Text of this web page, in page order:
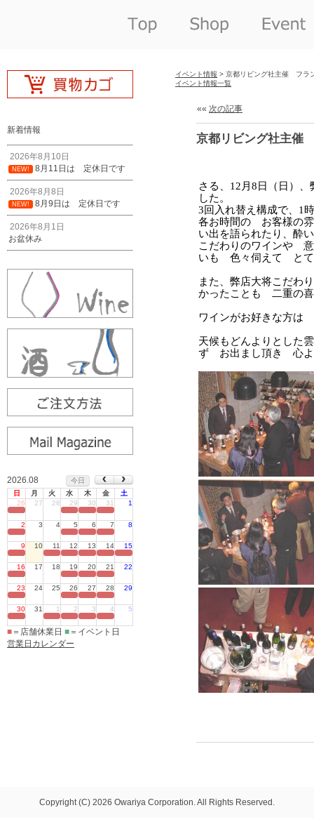
新着情報
2026年8月10日
NEW! 8月11日は 定休日です
2026年8月8日
NEW! 8月9日は 定休日です
2026年8月1日
お盆休み
2026.08
今日
日
月 火 水 木 金
土
26
27 28 29 30 31 1
2 3 4 5 6 7 8
9 10 11 12 13 14 15
16 17 18 19 20 21 22
23 24 25 26 27 28 29
30 31 1 2 3 4 5
■ ＝店舗休業日 ■ ＝イベント日
営業日カレンダー
イベント情報 > 京都リビング社主催 フラ
イベント情報一覧
«« 次の記事
京都リビング社主
Copyright (C) 2026 Owariya Corporation. All Rights Reserved.